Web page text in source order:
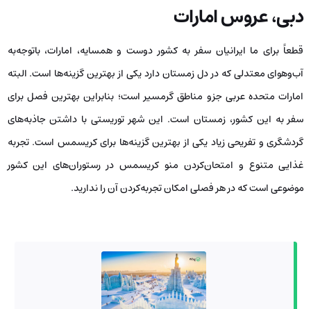
دبی، عروس امارات
قطعاً برای ما ایرانیان سفر به کشور دوست و همسایه، امارات، باتوجه‌به
آب‌وهوای معتدلی که در دل زمستان دارد یکی از بهترین گزینه‌ها است. البته
امارات متحده عربی جزو مناطق گرمسیر است؛ بنابراین بهترین فصل برای
سفر به این کشور، زمستان است. این شهر توریستی با داشتن جاذبه‌های
گردشگری و تفریحی زیاد یکی از بهترین گزینه‌ها برای کریسمس است. تجربه
غذایی متنوع و امتحان‌کردن منو کریسمس در رستوران‌های این کشور
موضوعی است که در هر فصلی امکان تجربه‌کردن آن را ندارید.